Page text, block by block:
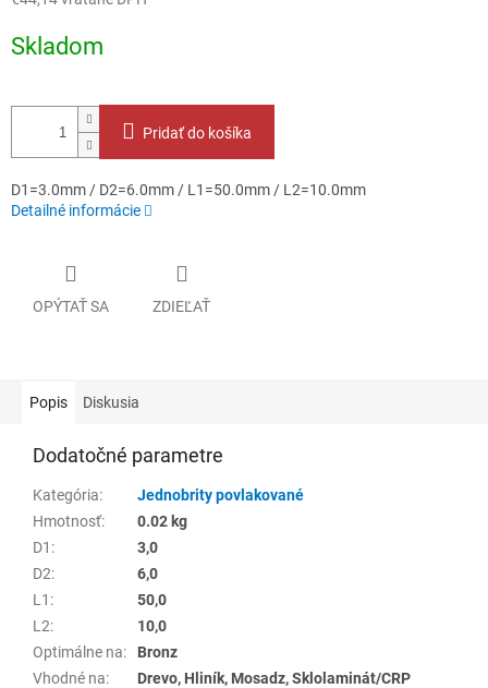
cena:
Skladom
Pridať do košíka
D1=3.0mm / D2=6.0mm / L1=50.0mm / L2=10.0mm
Detailné informácie
OPÝTAŤ SA ZDIEĽAŤ
Popis Diskusia
Dodatočné parametre
Kategória:
Jednobrity povlakované
Hmotnosť:
0.02 kg
D1 :
3,0
D2:
6,0
L1 :
50,0
L2:
10,0
Optimálne na:
Bronz
Vhodné na:
Drevo, Hliník, Mosadz, Sklolaminát/CRP